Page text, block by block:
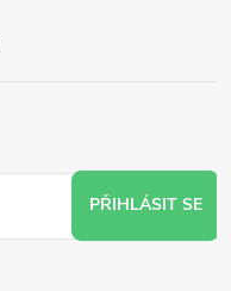
PŘIHLÁSIT SE